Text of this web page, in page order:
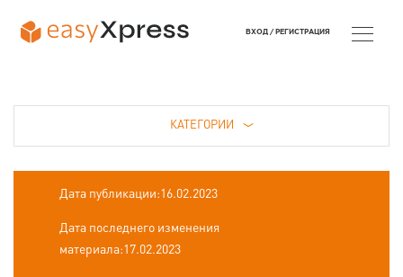
КАТЕГОРИИ
Дата публикации:16.02.2023
Дата последнего изменения
материала:17.02.2023
ВХОД / РЕГИСТРАЦИЯ